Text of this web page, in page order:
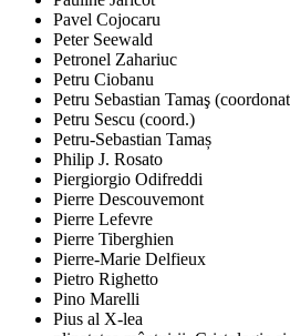
Pavel Cojocaru
Peter Seewald
Petronel Zahariuc
Petru Ciobanu
Petru Sebastian Tamaş
Petru Sescu (coord.)
Petru-Sebastian Tamaș
Philip J. Rosato
Piergiorgio Odifreddi
Pierre Descouvemont
Pierre Lefevre
Pierre Tiberghien
Pierre-Marie Delfieux
Pietro Righetto
Pino Marelli
Pius al X-lea